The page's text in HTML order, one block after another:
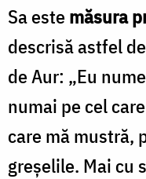
Sa estemăsura
descrisă astfel
de Aur: „Eu
numai pe cel
care mă mustră,
greșelile. Mai cu